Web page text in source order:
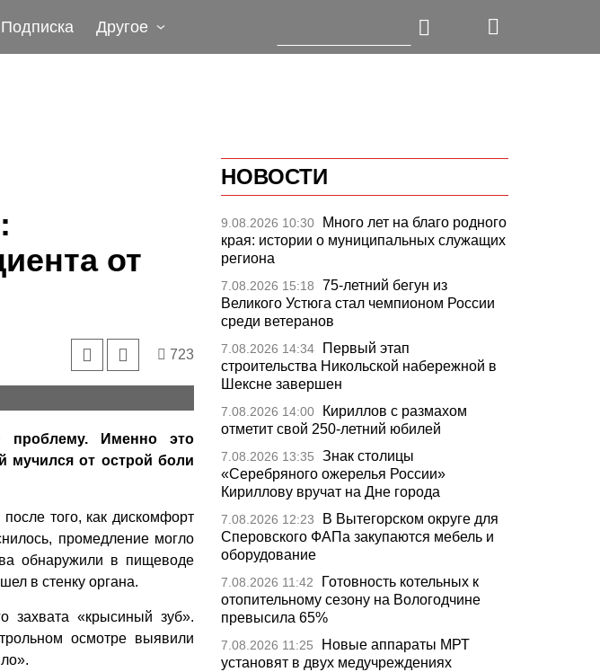
Подписка Другое
от
723
проблему. Именно это
мучился от острой боли
того, как дискомфорт
промедление могло
обнаружили в пищеводе
в стенку органа.
захвата «крысиный зуб».
осмотре выявили
НОВОСТИ
9.08.2026 10:30
Много лет на благо родного
края: истории о муниципальных служащих
региона
7.08.2026 15:18
75-летний бегун из
Великого Устюга стал чемпионом России
среди ветеранов
7.08.2026 14:34
Первый этап
строительства Никольской набережной в
Шексне завершен
7.08.2026 14:00
Кириллов с размахом
отметит свой 250-летний юбилей
7.08.2026 13:35
Знак столицы
«Серебряного ожерелья России»
Кириллову вручат на Дне города
7.08.2026 12:23
В Вытегорском округе для
Сперовского ФАПа закупаются мебель и
оборудование
7.08.2026 11:42
Готовность котельных к
отопительному сезону на Вологодчине
превысила 65%
7.08.2026 11:25
Новые аппараты МРТ
установят в двух медучреждениях